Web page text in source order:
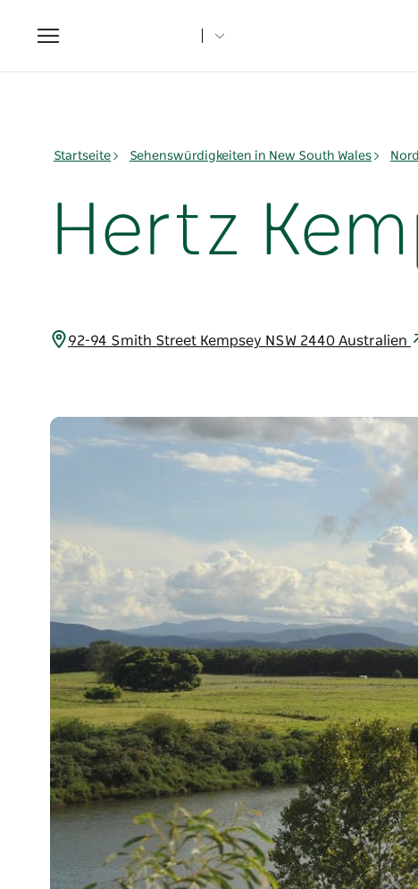
Toggle
navigation
Startseite Sehenswürdigkeiten in New South Wales
Hertz
92-94 Smith Street Kempsey NSW 2440 Australien